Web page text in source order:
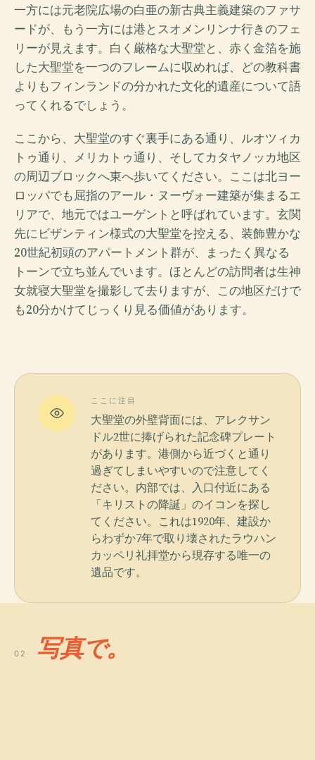
一方には元老院広場の白亜の新古典主義建築のファサ
ードが、もう一方には港とスオメンリンナ行きのフェ
リーが見えます。白く厳格な大聖堂と、赤く金箔を施
した大聖堂を一つのフレームに収めれば、どの教科書
よりもフィンランドの分かれた文化的遺産について語
ってくれるでしょう。
ここから、大聖堂のすぐ裏手にある通り、ルオツィカ
トゥ通り、メリカトゥ通り、そしてカタヤノッカ地区
の周辺ブロックへ東へ歩いてください。ここは北ヨー
ロッパでも屈指のアール・ヌーヴォー建築が集まるエ
リアで、地元ではユーゲントと呼ばれています。玄関
先にビザンティン様式の大聖堂を控える、装飾豊かな
20世紀初頭のアパートメント群が、まったく異なる
トーンで立ち並んでいます。ほとんどの訪問者は生神
女就寝大聖堂を撮影して去りますが、この地区だけで
も20分かけてじっくり見る価値があります。
ここに注目
大聖堂の外壁背面には、アレクサン
ドル2世に捧げられた記念碑プレート
があります。港側から近づくと通り
過ぎてしまいやすいので注意してく
ださい。内部では、入口付近にある
「キリストの降誕」のイコンを探し
てください。これは1920年、建設か
らわずか7年で取り壊されたラウハン
カッペリ礼拝堂から現存する唯一の
遺品です。
02 写真で。